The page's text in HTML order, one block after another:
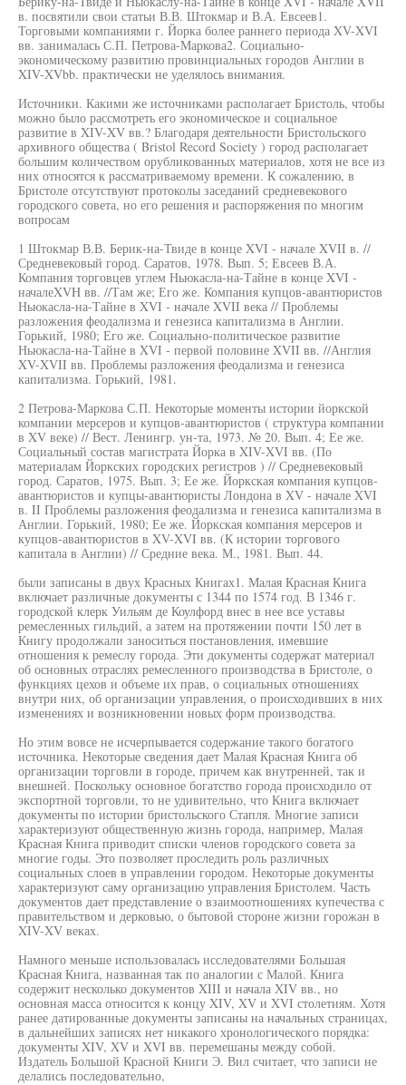
в. посвятили свои статьи В.В. Штокмар и В.А. Евсеев1.
Торговыми компаниями г. Йорка более раннего периода XV-XVI
вв. занималась С.П. Петрова-Маркова2. Социально-
экономическому развитию провинциальных городов Англии в
XIV-XVbb. практически не уделялось внимания.
Источники. Какими же источниками располагает Бристоль, чтобы
можно было рассмотреть его экономическое и социальное
развитие в XIV-XV вв.? Благодаря деятельности Бристольского
архивного общества ( Bristol Record Society ) город располагает
большим количеством орубликованных материалов, хотя не все из
них относятся к рассматриваемому времени. К сожалению, в
Бристоле отсутствуют протоколы заседаний средневекового
городского совета, но его решения и распоряжения по многим
вопросам
1 Штокмар В.В. Берик-на-Твиде в конце XVI - начале XVII в. //
Средневековый город. Саратов, 1978. Вып. 5; Евсеев В.А.
Компания торговцев углем Ньюкасла-на-Тайне в конце XVI -
началеXVH вв. //Там же; Его же. Компания купцов-авантюристов
Ньюкасла-на-Тайне в XVI - начале XVII века // Проблемы
разложения феодализма и генезиса капитализма в Англии.
Горький, 1980; Его же. Социально-политическое развитие
Ньюкасла-на-Тайне в XVI - первой половине XVII вв. //Англия
XV-XVII вв. Проблемы разложения феодализма и генезиса
капитализма. Горький, 1981.
2 Петрова-Маркова С.П. Некоторые моменты истории йоркской
компании мерсеров и купцов-авантюристов ( структура компании
в XV веке) // Вест. Ленингр. ун-та, 1973. № 20. Вып. 4; Ее же.
Социальный состав магистрата Йорка в XIV-XVI вв. (По
материалам Йоркских городских регистров ) // Средневековый
город. Саратов, 1975. Вып. 3; Ее же. Йоркская компания купцов-
авантюристов и купцы-авантюристы Лондона в XV - начале XVI
в. II Проблемы разложения феодализма и генезиса капитализма в
Англии. Горький, 1980; Ее же. Йоркская компания мерсеров и
купцов-авантюристов в XV-XVI вв. (К истории торгового
капитала в Англии) // Средние века. М., 1981. Вып. 44.
были записаны в двух Красных Книгах1. Малая Красная Книга
включает различные документы с 1344 по 1574 год. В 1346 г.
городской клерк Уильям де Коулфорд внес в нее все уставы
ремесленных гильдий, а затем на протяжении почти 150 лет в
Книгу продолжали заноситься постановления, имевшие
отношения к ремеслу города. Эти документы содержат материал
об основных отраслях ремесленного производства в Бристоле, о
функциях цехов и объеме их прав, о социальных отношениях
внутри них, об организации управления, о происходивших в них
изменениях и возникновении новых форм производства.
Но этим вовсе не исчерпывается содержание такого богатого
источника. Некоторые сведения дает Малая Красная Книга об
организации торговли в городе, причем как внутренней, так и
внешней. Поскольку основное богатство города происходило от
экспортной торговли, то не удивительно, что Книга включает
документы по истории бристольского Стапля. Многие записи
характеризуют общественную жизнь города, например, Малая
Красная Книга приводит списки членов городского совета за
многие годы. Это позволяет проследить роль различных
социальных слоев в управлении городом. Некоторые документы
характеризуют саму организацию управления Бристолем. Часть
документов дает представление о взаимоотношениях купечества с
правительством и дерковью, о бытовой стороне жизни горожан в
XIV-XV веках.
Намного меньше использовалась исследователями Большая
Красная Книга, названная так по аналогии с Малой. Книга
содержит несколько документов XIII и начала XIV вв., но
основная масса относится к концу XIV, XV и XVI столетиям. Хотя
ранее датированные документы записаны на начальных страницах,
в дальнейших записях нет никакого хронологического порядка:
документы XIV, XV и XVI вв. перемешаны между собой.
Издатель Большой Красной Книги Э. Вил считает, что записи не
делались последовательно,